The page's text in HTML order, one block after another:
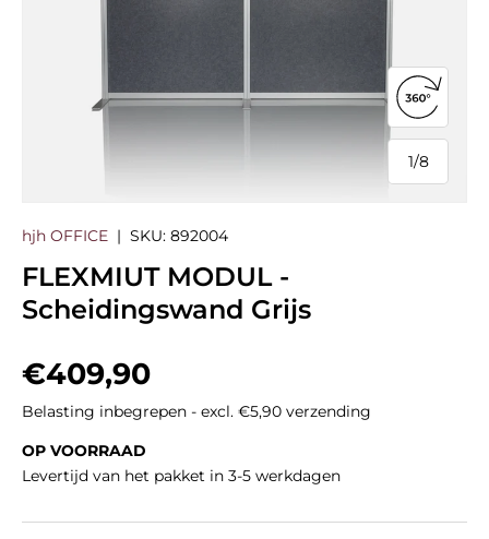
1/
van
8
360°-
hjh OFFICE | SKU: 892004
FLEXMIUT MODUL -
Scheidingswand Grijs
Reguliere prijs
€409,90
Belasting inbegrepen - excl. €5,90 verzending
OP VOORRAAD
Levertijd van het pakket in 3-5 werkdagen